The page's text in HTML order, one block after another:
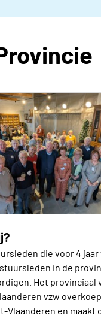
die voor 4 jaar
in de
Het provinciaal
vzw
Vlaanderen en maakt